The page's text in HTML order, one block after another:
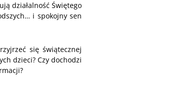
działalność Świętego
i spokojny sen
się świątecznej
dzieci? Czy dochodzi